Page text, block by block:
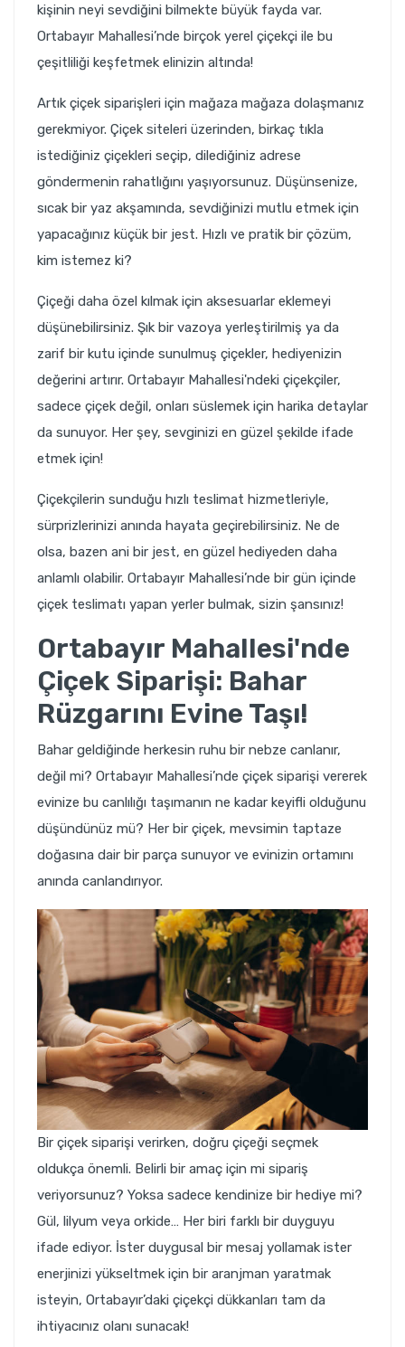
kişinin neyi sevdiğini bilmekte büyük fayda var.
Ortabayır Mahallesi’nde birçok yerel çiçekçi ile bu
çeşitliliği keşfetmek elinizin altında!
Artık çiçek siparişleri için mağaza mağaza dolaşmanız
gerekmiyor. Çiçek siteleri üzerinden, birkaç tıkla
istediğiniz çiçekleri seçip, dilediğiniz adrese
göndermenin rahatlığını yaşıyorsunuz. Düşünsenize,
sıcak bir yaz akşamında, sevdiğinizi mutlu etmek için
yapacağınız küçük bir jest. Hızlı ve pratik bir çözüm,
kim istemez ki?
Çiçeği daha özel kılmak için aksesuarlar eklemeyi
düşünebilirsiniz. Şık bir vazoya yerleştirilmiş ya da
zarif bir kutu içinde sunulmuş çiçekler, hediyenizin
değerini artırır. Ortabayır Mahallesi'ndeki çiçekçiler,
sadece çiçek değil, onları süslemek için harika detaylar
da sunuyor. Her şey, sevginizi en güzel şekilde ifade
etmek için!
Çiçekçilerin sunduğu hızlı teslimat hizmetleriyle,
sürprizlerinizi anında hayata geçirebilirsiniz. Ne de
olsa, bazen ani bir jest, en güzel hediyeden daha
anlamlı olabilir. Ortabayır Mahallesi’nde bir gün içinde
çiçek teslimatı yapan yerler bulmak, sizin şansınız!
Ortabayır Mahallesi'nde
Çiçek Siparişi: Bahar
Rüzgarını Evine Taşı!
Bahar geldiğinde herkesin ruhu bir nebze canlanır,
değil mi? Ortabayır Mahallesi’nde çiçek siparişi vererek
evinize bu canlılığı taşımanın ne kadar keyifli olduğunu
düşündünüz mü? Her bir çiçek, mevsimin taptaze
doğasına dair bir parça sunuyor ve evinizin ortamını
anında canlandırıyor.
Bir çiçek siparişi verirken, doğru çiçeği seçmek
oldukça önemli. Belirli bir amaç için mi sipariş
veriyorsunuz? Yoksa sadece kendinize bir hediye mi?
Gül, lilyum veya orkide… Her biri farklı bir duyguyu
ifade ediyor. İster duygusal bir mesaj yollamak ister
enerjinizi yükseltmek için bir aranjman yaratmak
isteyin, Ortabayır’daki çiçekçi dükkanları tam da
ihtiyacınız olanı sunacak!